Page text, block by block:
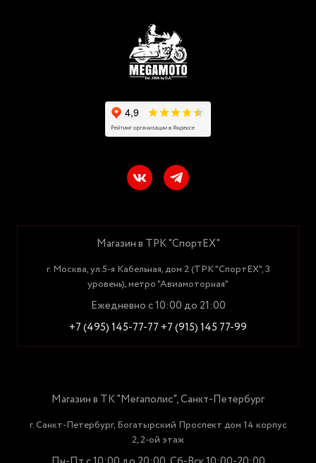
Магазин в ТРК "СпортЕХ"
г. Москва, ул.5-я Кабельная, дом 2 (ТРК "СпортЕХ", 3
уровень), метро "Авиамоторная"
Ежедневно с 10:00 до 21:00
+7 (495) 145-77-77 +7 (915) 145 77-99
Магазин в ТК "Мегаполис", Санкт-Петербург
г. Санкт-Петербург, Богатырский Проспект дом 14 корпус
2, 2-ой этаж